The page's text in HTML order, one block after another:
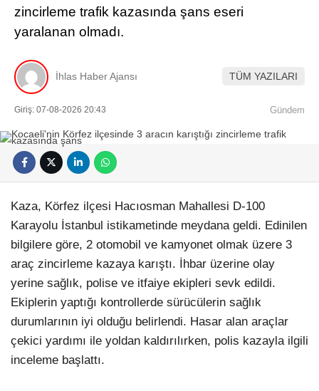
zincirleme trafik kazasında şans eseri
yaralanan olmadı.
İhlas Haber Ajansı TÜM YAZILARI
Giriş: 07-08-2026 20:43 Gündem
Kaza, Körfez ilçesi Hacıosman Mahallesi D-100
Karayolu İstanbul istikametinde meydana geldi. Edinilen
bilgilere göre, 2 otomobil ve kamyonet olmak üzere 3
araç zincirleme kazaya karıştı. İhbar üzerine olay
yerine sağlık, polise ve itfaiye ekipleri sevk edildi.
Ekiplerin yaptığı kontrollerde sürücülerin sağlık
durumlarının iyi olduğu belirlendi. Hasar alan araçlar
çekici yardımı ile yoldan kaldırılırken, polis kazayla ilgili
inceleme başlattı.